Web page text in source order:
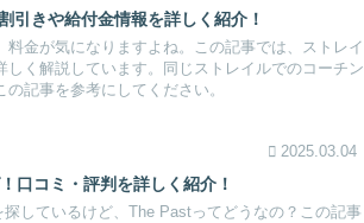
引きや給付金情報を詳しく紹介！
金が気になりますよね。この記事では、ストレイ
く解説しています。同じストレイルでのコーチン
記事を参考にしてください。
2025.03.04
コミ・評判を詳しく紹介！
しているけど、The Pastってどうなの？この記事